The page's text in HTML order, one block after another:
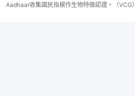
Aadhaar收集國民指模作生物特徵認證。（VCG）